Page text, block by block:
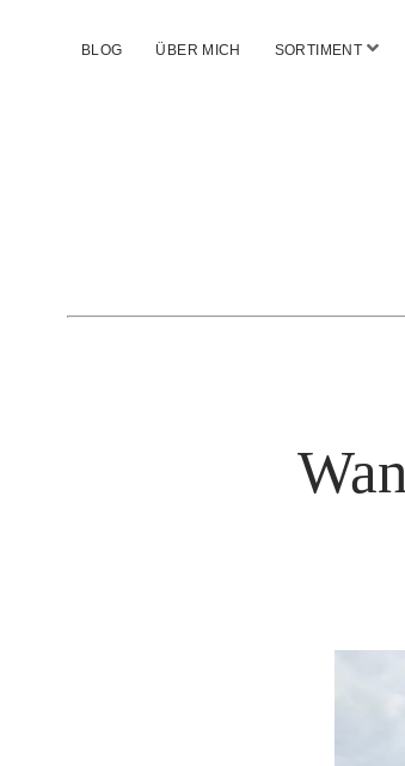
BLOG ÜBER MICH SORTIMENT